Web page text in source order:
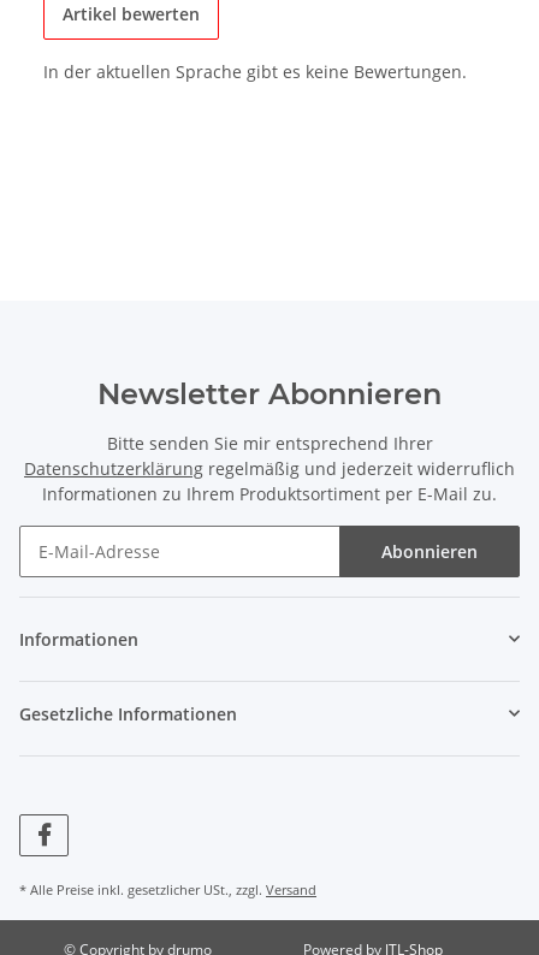
Artikel bewerten
In der aktuellen Sprache gibt es keine Bewertungen.
Newsletter Abonnieren
Bitte senden Sie mir entsprechend Ihrer
Datenschutzerklärung regelmäßig und jederzeit widerruflich
Informationen zu Ihrem Produktsortiment per E-Mail zu.
Abonnieren
Informationen
Gesetzliche Informationen
* Alle Preise inkl. gesetzlicher USt., zzgl. Versand
© Copyright by drumo Powered by JTL-Shop